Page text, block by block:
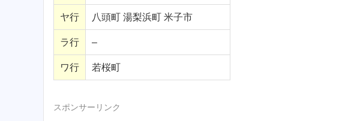
ヤ行 八頭町 湯梨浜町 米子市
ラ行 –
ワ行 若桜町
スポンサーリンク